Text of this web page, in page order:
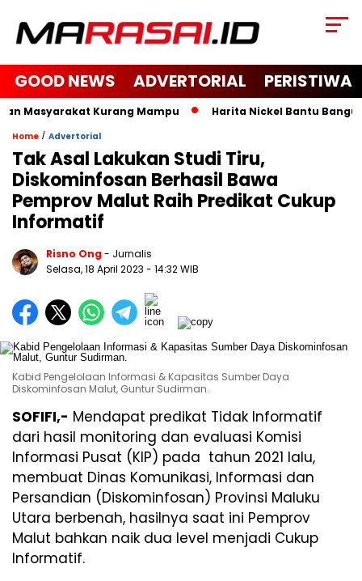
GOOD NEWS ADVERTORIAL PERISTIWA
Masyarakat Kurang Mampu Harita Nickel Bantu Bangun
Home / Advertorial
Tak Asal Lakukan Studi Tiru,
Diskominfosan Berhasil Bawa
Pemprov Malut Raih Predikat Cukup
Informatif
Risno Ong- Jurnalis
Selasa, 18 April 2023 - 14:32 WIB
Kabid Pengelolaan Informasi & Kapasitas Sumber Daya
Diskominfosan Malut, Guntur Sudirman.
SOFIFI,- Mendapat predikat Tidak Informatif
dari hasil monitoring dan evaluasi Komisi
Informasi Pusat (KIP) pada tahun 2021 lalu,
membuat Dinas Komunikasi, Informasi dan
Persandian (Diskominfosan) Provinsi Maluku
Utara berbenah, hasilnya saat ini Pemprov
Malut bahkan naik dua level menjadi Cukup
Informatif.